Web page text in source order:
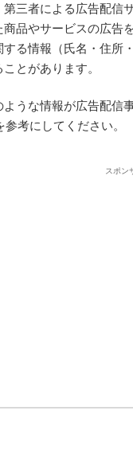
第三者による広告配信
品やサービスの広告
る情報（氏名・住所
とがあります。
うな情報が広告配信
参考にしてください。
スポン